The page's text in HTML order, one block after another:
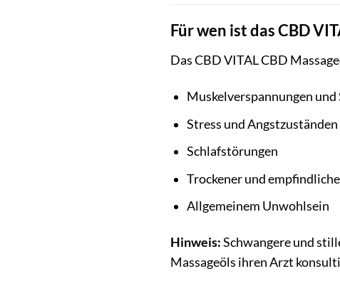
Für wen ist das CBD
Das CBD VITAL CBD
Muskelverspannungen und
Stress und Angstzuständen
Schlafstörungen
Trockener und
Allgemeinem Unwohlsein
Hinweis:Schwangere und
Massageöls ihren Arzt